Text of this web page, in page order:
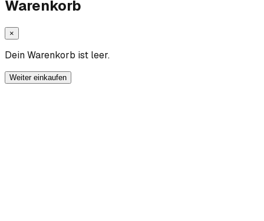
Warenkorb
×
Dein Warenkorb ist leer.
Weiter einkaufen